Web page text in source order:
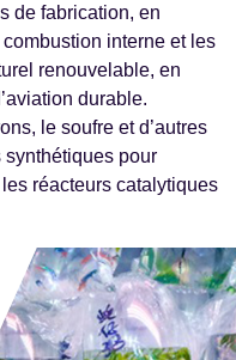
de fabrication, en
interne et les
renouvelable, en
durable.
le soufre et d’autres
pour
réacteurs catalytiques